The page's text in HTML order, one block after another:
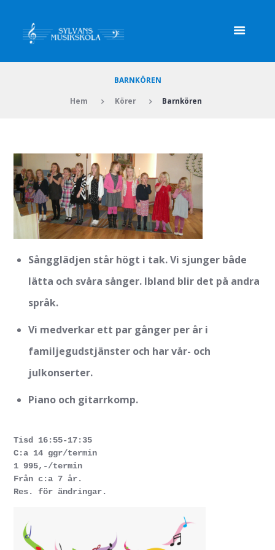
BARNKÖREN
Hem Körer Barnkören
Sångglädjen står högt i tak. Vi sjunger både
lätta och svåra sånger. Ibland blir det på andra
språk.
Vi medverkar ett par gånger per år i
familjegudstjänster och har vår- och
julkonserter.
Piano och gitarrkomp.
Tisd 16:55-17:35
C:a 14 ggr/termin
1 995,-/termin
Från c:a 7 år.
Res. för ändringar.